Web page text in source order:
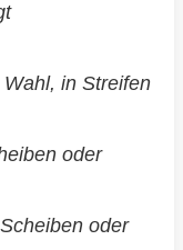
in Streifen
oder
oder